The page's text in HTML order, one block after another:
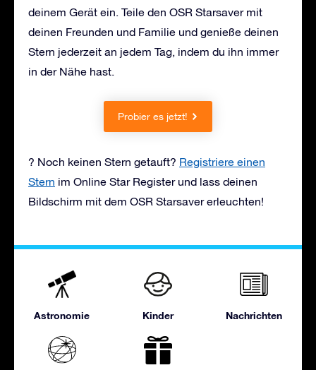
deinem Gerät ein. Teile den OSR Starsaver mit
deinen Freunden und Familie und genieße deinen
Stern jederzeit an jedem Tag, indem du ihn immer
in der Nähe hast.
Probier es jetzt!
? Noch keinen Stern getauft? Registriere einen
Stern im Online Star Register und lass deinen
Bildschirm mit dem OSR Starsaver erleuchten!
Astronomie Kinder Nachrichten